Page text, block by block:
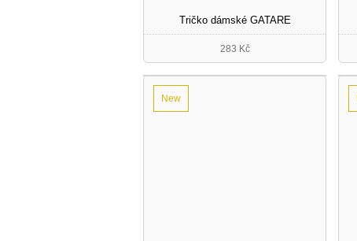
Tričko dámské GATARE
283 Kč
New